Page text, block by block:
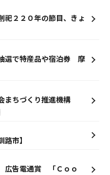
２２０年の節目、きょ
選で特産品や宿泊券 摩
まちづくり推進機構
市】
広告電通賞 「Ｃｏｏ